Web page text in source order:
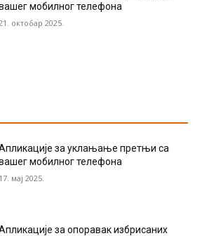
мобилног телефона
октобар 2025.
за уклањање претњи са
мобилног телефона
17. мај 2025.
за опоравак избрисаних